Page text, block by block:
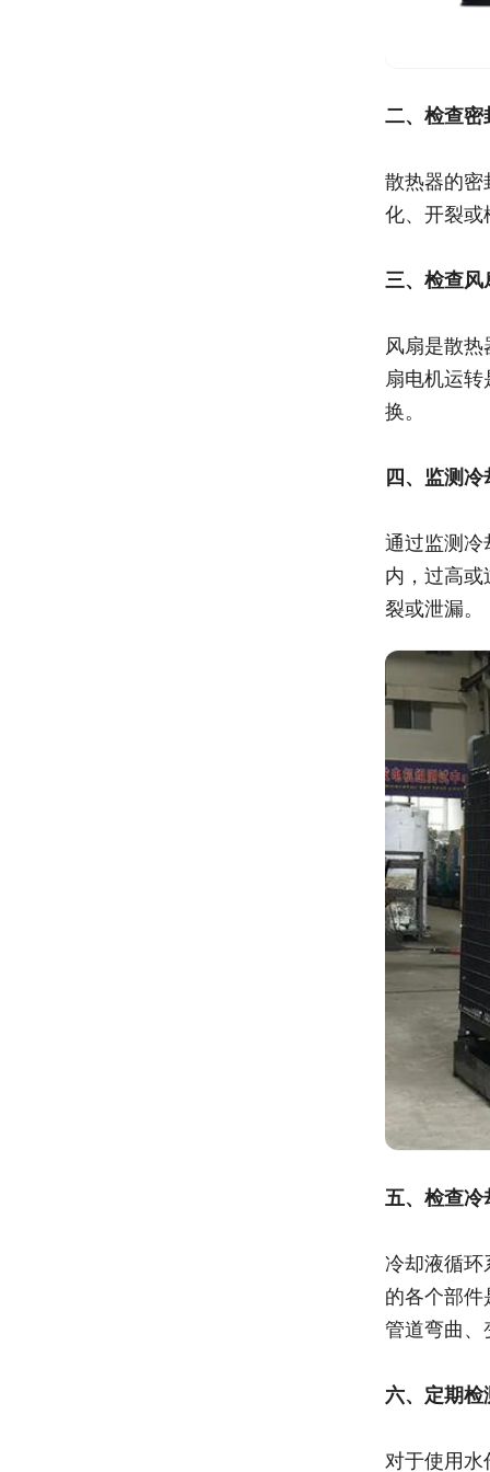
二、检查密
散热器的密
化、开裂或
三、检查风
风扇是散
扇电机运
换。
四、监测
通过监测冷
内，过高
裂或泄漏。
五、检查冷
冷却液循环
的各个部
管道弯曲、
六、定期检
对于使用水